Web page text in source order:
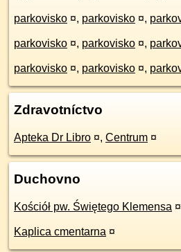
parkovisko ¤, parkovisko ¤,
parkovisko ¤, parkovisko ¤,
parkovisko ¤, parkovisko ¤,
Zdravotníctvo
Apteka Dr Libro ¤, Centrum ¤
Duchovno
Kościół pw. Świętego Klemensa ¤
Kaplica cmentarna ¤